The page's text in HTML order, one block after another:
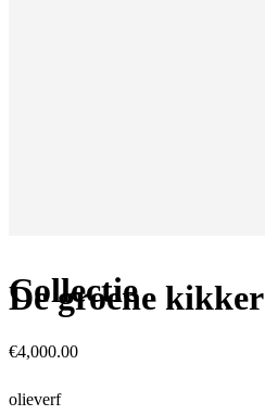
Collectie
De groene kikker
€4,000.00
olieverf